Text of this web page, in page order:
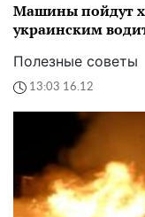
Машины пойдут
украинским
Полезные советы
13:03 16.12